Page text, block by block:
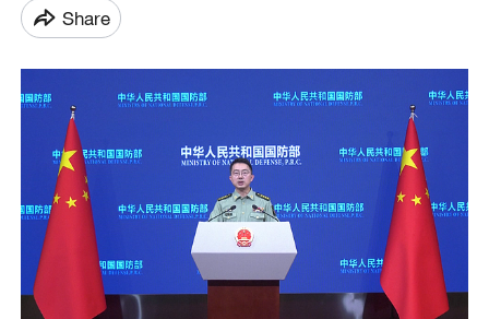
Share